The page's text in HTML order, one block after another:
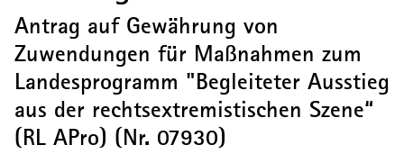
Antrag auf Gewährung von
Zuwendungen für Maßnahmen zum
Landesprogramm "Begleiteter Ausstieg
aus der rechtsextremistischen Szene“
(RL APro) (Nr. 07930)